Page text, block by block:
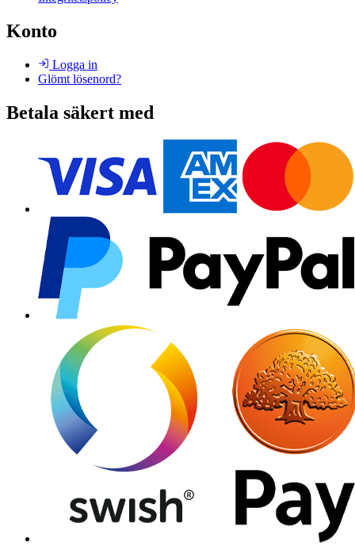
Konto
Logga in
Glömt lösenord?
Betala säkert med